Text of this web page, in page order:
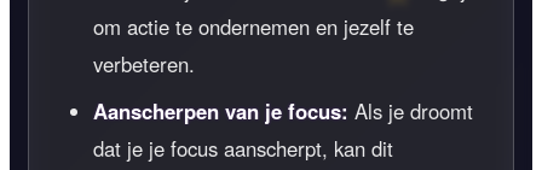
om actie te ondernemen en jezelf te
verbeteren.
Aanscherpen van je focus: Als je droomt
dat je je focus aanscherpt, kan dit